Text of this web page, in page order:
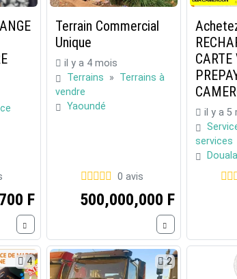
700 F
Terrain Commercial
Unique
il y a 4 mois
Terrains » Terrains à
vendre
Yaoundé
0 avis
500,000,000 F
il y a 5
services
Douala
4 2